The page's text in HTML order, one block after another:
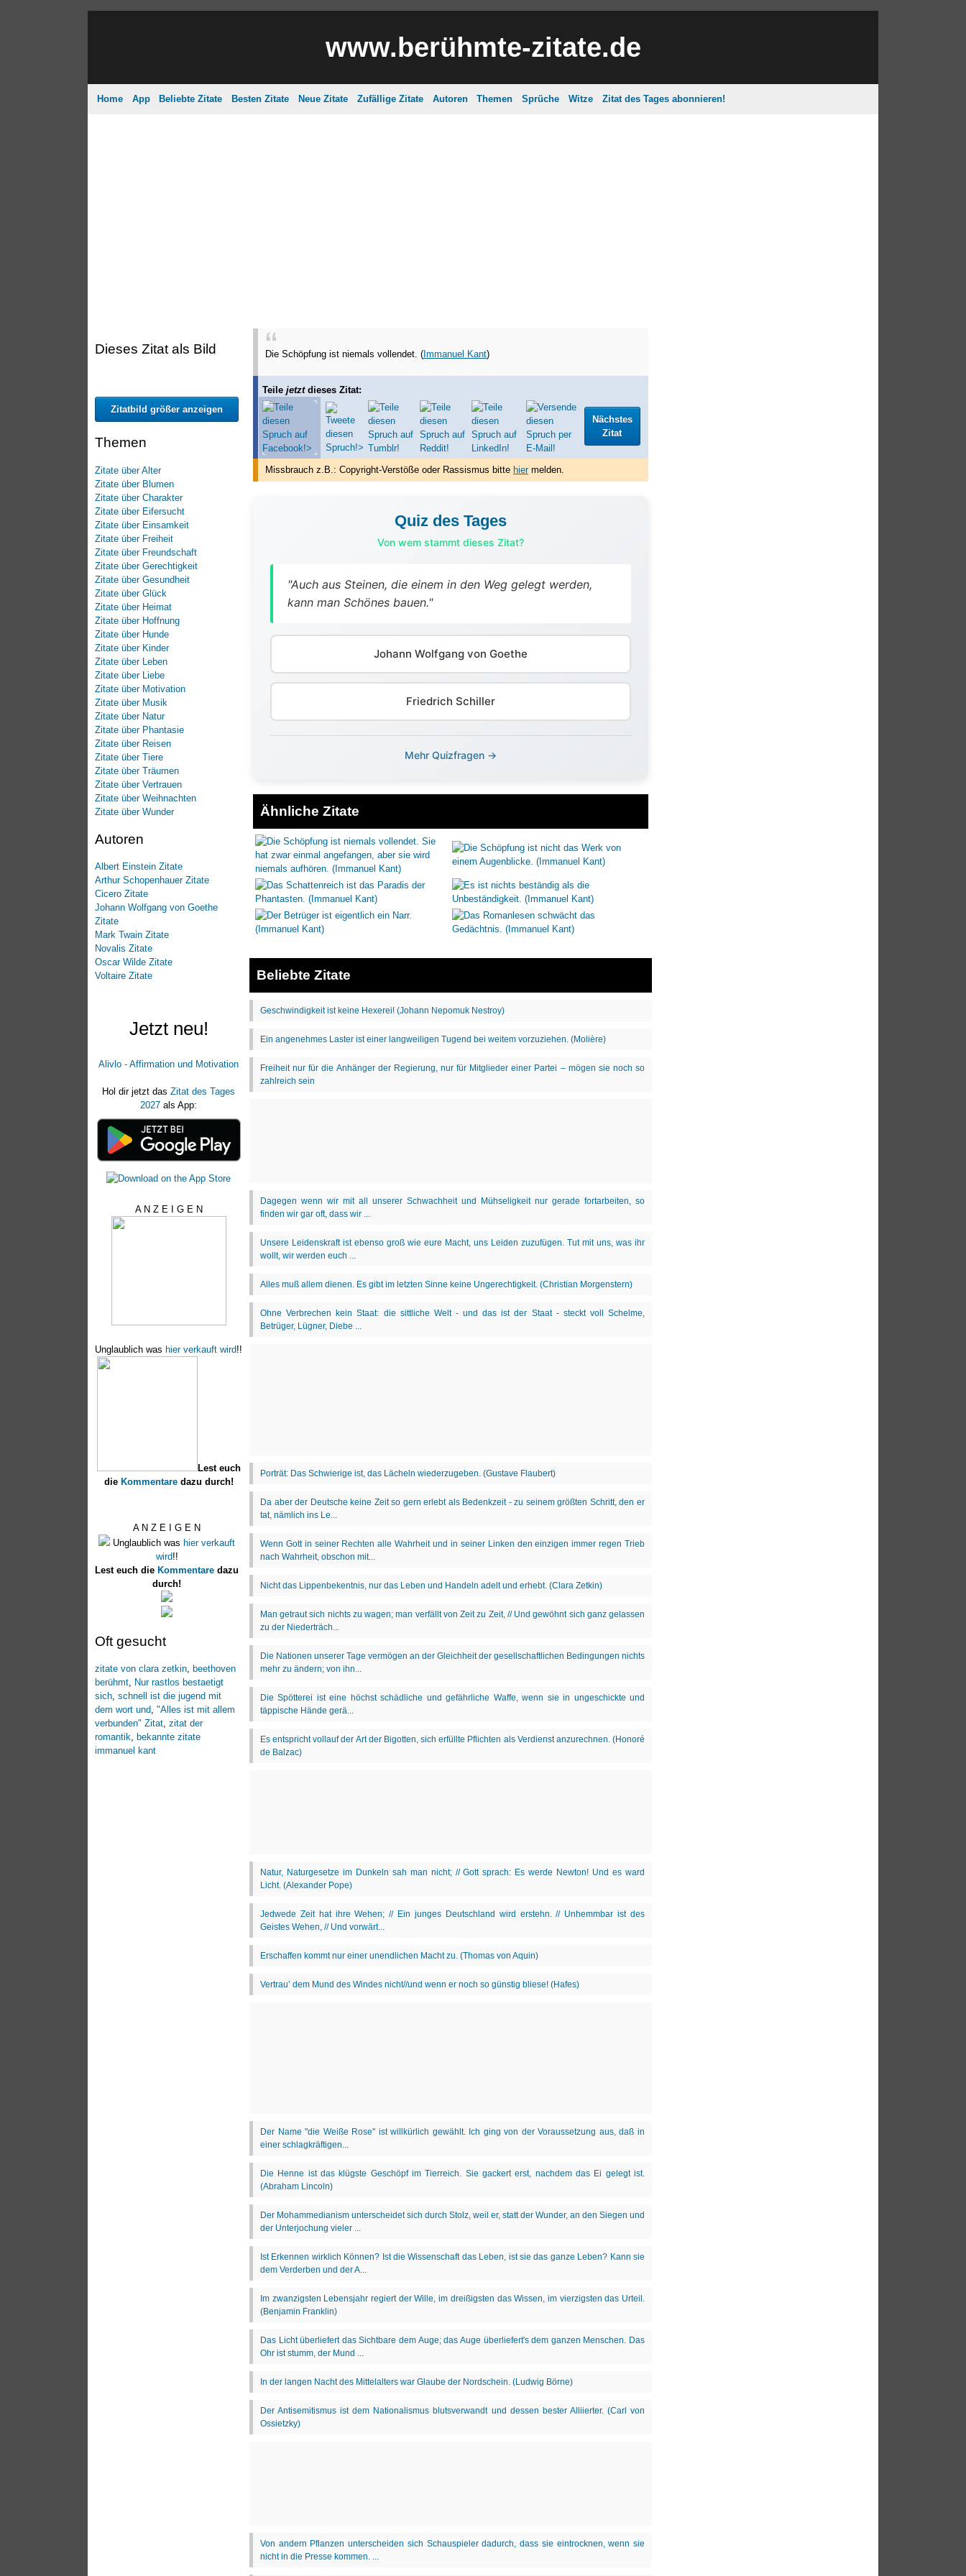
www.berühmte-zitate.de
Home App Beliebte Zitate Besten Zitate Neue Zitate Zufällige Zitate Autoren Themen Sprüche Witze Zitat des Tages abonnieren!
Dieses Zitat als Bild
Zitatbild größer anzeigen
Themen
Zitate über Alter
Zitate über Blumen
Zitate über Charakter
Zitate über Eifersucht
Zitate über Einsamkeit
Zitate über Freiheit
Zitate über Freundschaft
Zitate über Gerechtigkeit
Zitate über Gesundheit
Zitate über Glück
Zitate über Heimat
Zitate über Hoffnung
Zitate über Hunde
Zitate über Kinder
Zitate über Leben
Zitate über Liebe
Zitate über Motivation
Zitate über Musik
Zitate über Natur
Zitate über Phantasie
Zitate über Reisen
Zitate über Tiere
Zitate über Träumen
Zitate über Vertrauen
Zitate über Weihnachten
Zitate über Wunder
Autoren
Albert Einstein Zitate
Arthur Schopenhauer Zitate
Cicero Zitate
Johann Wolfgang von Goethe
Zitate
Mark Twain Zitate
Novalis Zitate
Oscar Wilde Zitate
Voltaire Zitate
Jetzt neu!
Alivlo - Affirmation und Motivation
Hol dir jetzt das Zitat des Tages
2027 als App:
A N Z E I G E N
Unglaublich was hier verkauft wird!!
Lest euch
die Kommentaredazu durch!
A N Z E I G E N
Unglaublich was hier verkauft
wird!!
Lest euch die Kommentare dazu
durch!
Oft gesucht
zitate von clara zetkin
beethoven
berühmt
Nur rastlos bestaetigt
sich schnell ist die jugend mit
dem wort und "Alles ist mit allem
verbunden" Zitat zitat der
romantik
bekannte zitate
immanuel kant
Die Schöpfung ist niemals vollendet. (Immanuel Kant)
Teilejetztdieses Zitat:
Nächstes
Zitat
Missbrauch z.B.: Copyright-Verstöße oder Rassismus bitte hiermelden.
Quiz des Tages
Von wem stammt dieses Zitat?
"Auch aus Steinen, die einem in den Weg gelegt werden,
kann man Schönes bauen."
Johann Wolfgang von Goethe
Friedrich Schiller
Mehr Quizfragen →
Ähnliche Zitate
Beliebte Zitate